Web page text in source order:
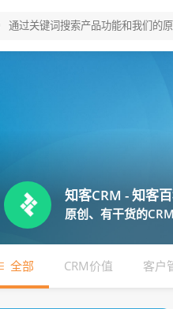
知客CRM - 知客
原创、有干货的
全部 CRM价值 客户